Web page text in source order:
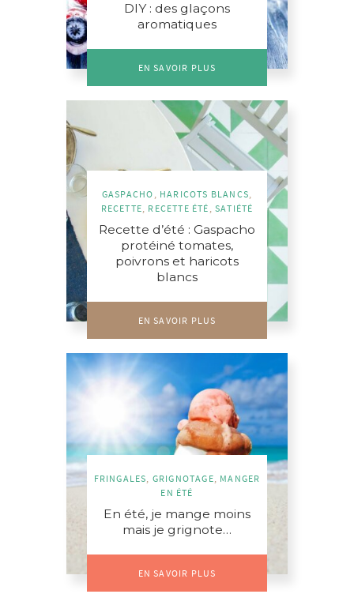
DIY : des glaçons
aromatiques
EN SAVOIR PLUS
GASPACHO , HARICOTS BLANCS,
RECETTE, RECETTE ÉTÉ , SATIÉTÉ
Recette d’été : Gaspacho
protéiné tomates,
poivrons et haricots
blancs
EN SAVOIR PLUS
FRINGALES, GRIGNOTAGE, MANGER
EN ÉTÉ
En été, je mange moins
mais je grignote…
EN SAVOIR PLUS